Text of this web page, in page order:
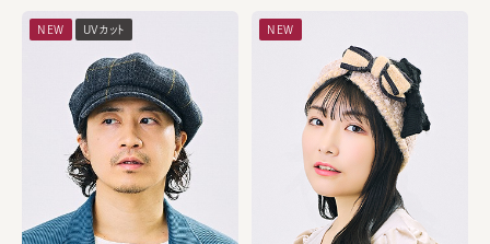
NEW UVカット NEW